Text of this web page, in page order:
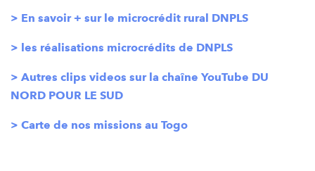
> En savoir + sur le microcrédit rural DNPLS
> les réalisations microcrédits de DNPLS
> Autres clips videos sur la chaîne YouTube DU
NORD POUR LE SUD
> Carte de nos missions au Togo